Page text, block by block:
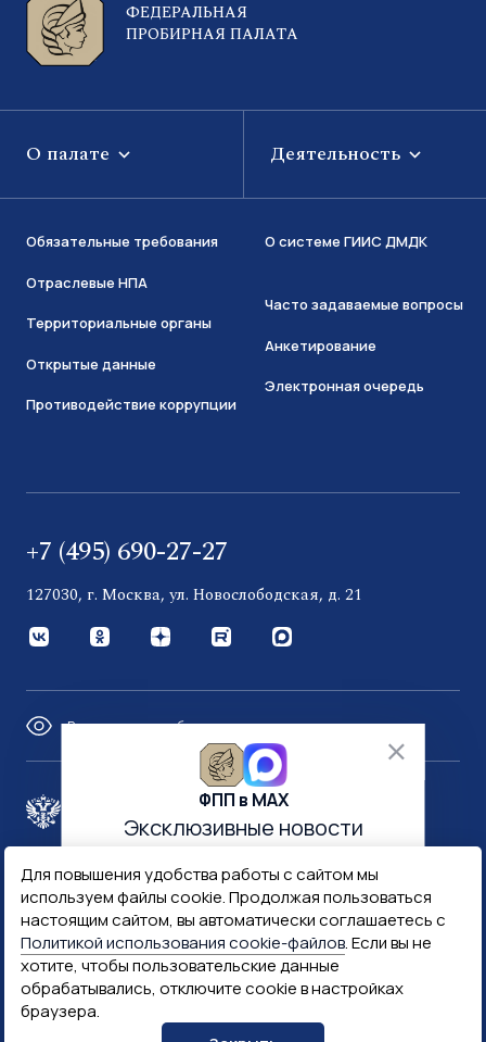
Для повышения удобства работы с сайтом мы
используем файлы cookie. Продолжая пользоваться
настоящим сайтом, вы автоматически соглашаетесь с
Политикой использования cookie-файлов. Если вы не
хотите, чтобы пользовательские данные
обрабатывались, отключите cookie в настройках
браузера.
ФЕДЕРАЛЬНАЯ
ПРОБИРНАЯ ПАЛАТА
О палате Деятельность
Обязательные требования
Отраслевые НПА
Территориальные органы
Открытые данные
Противодействие коррупции
О системе ГИИС ДМДК
Часто задаваемые вопросы
Анкетирование
Электронная очередь
+7 (495) 690-27-27
127030, г. Москва, ул. Новослободская, д. 21
Версия для слабовидящих
Правительство России
Минфин России Гознак
Госуслуги Госключ
Госслужба
ФПП в МАХ
Эксклюзивные новости